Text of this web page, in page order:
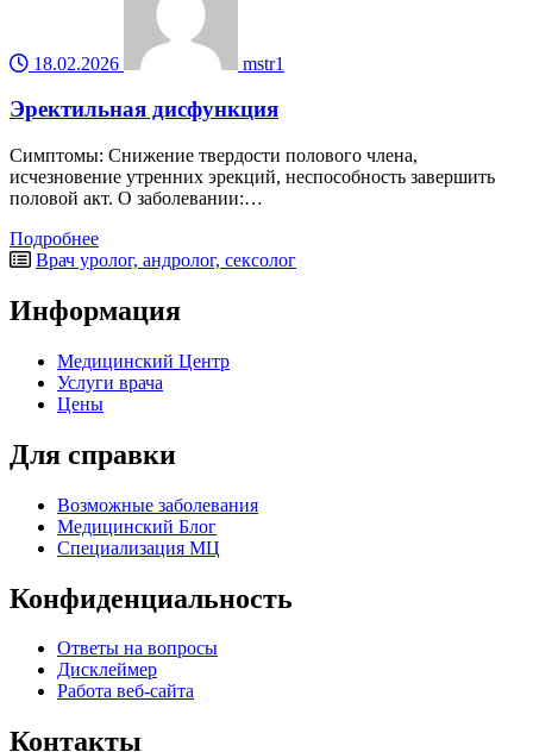
18.02.2026 mstr1
Эректильная дисфункция
Симптомы: Снижение твердости полового члена,
исчезновение утренних эрекций, неспособность завершить
половой акт. О заболевании:…
Подробнее
Врач уролог, андролог, сексолог
Информация
Медицинский Центр
Услуги врача
Цены
Для справки
Возможные заболевания
Медицинский Блог
Специализация МЦ
Конфиденциальность
Ответы на вопросы
Дисклеймер
Работа веб-сайта
Контакты